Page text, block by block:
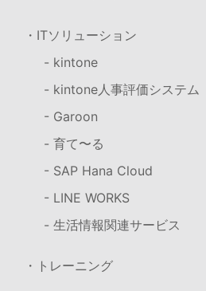
・ITソリューション
- kintone
- kintone人事評価システム
- Garoon
- 育て〜る
- SAP Hana Cloud
- LINE WORKS
- 生活情報関連サービス
・トレーニング